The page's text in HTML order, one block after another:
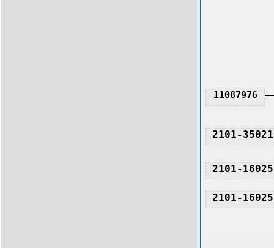
11087976
2101-
2101-
2101-